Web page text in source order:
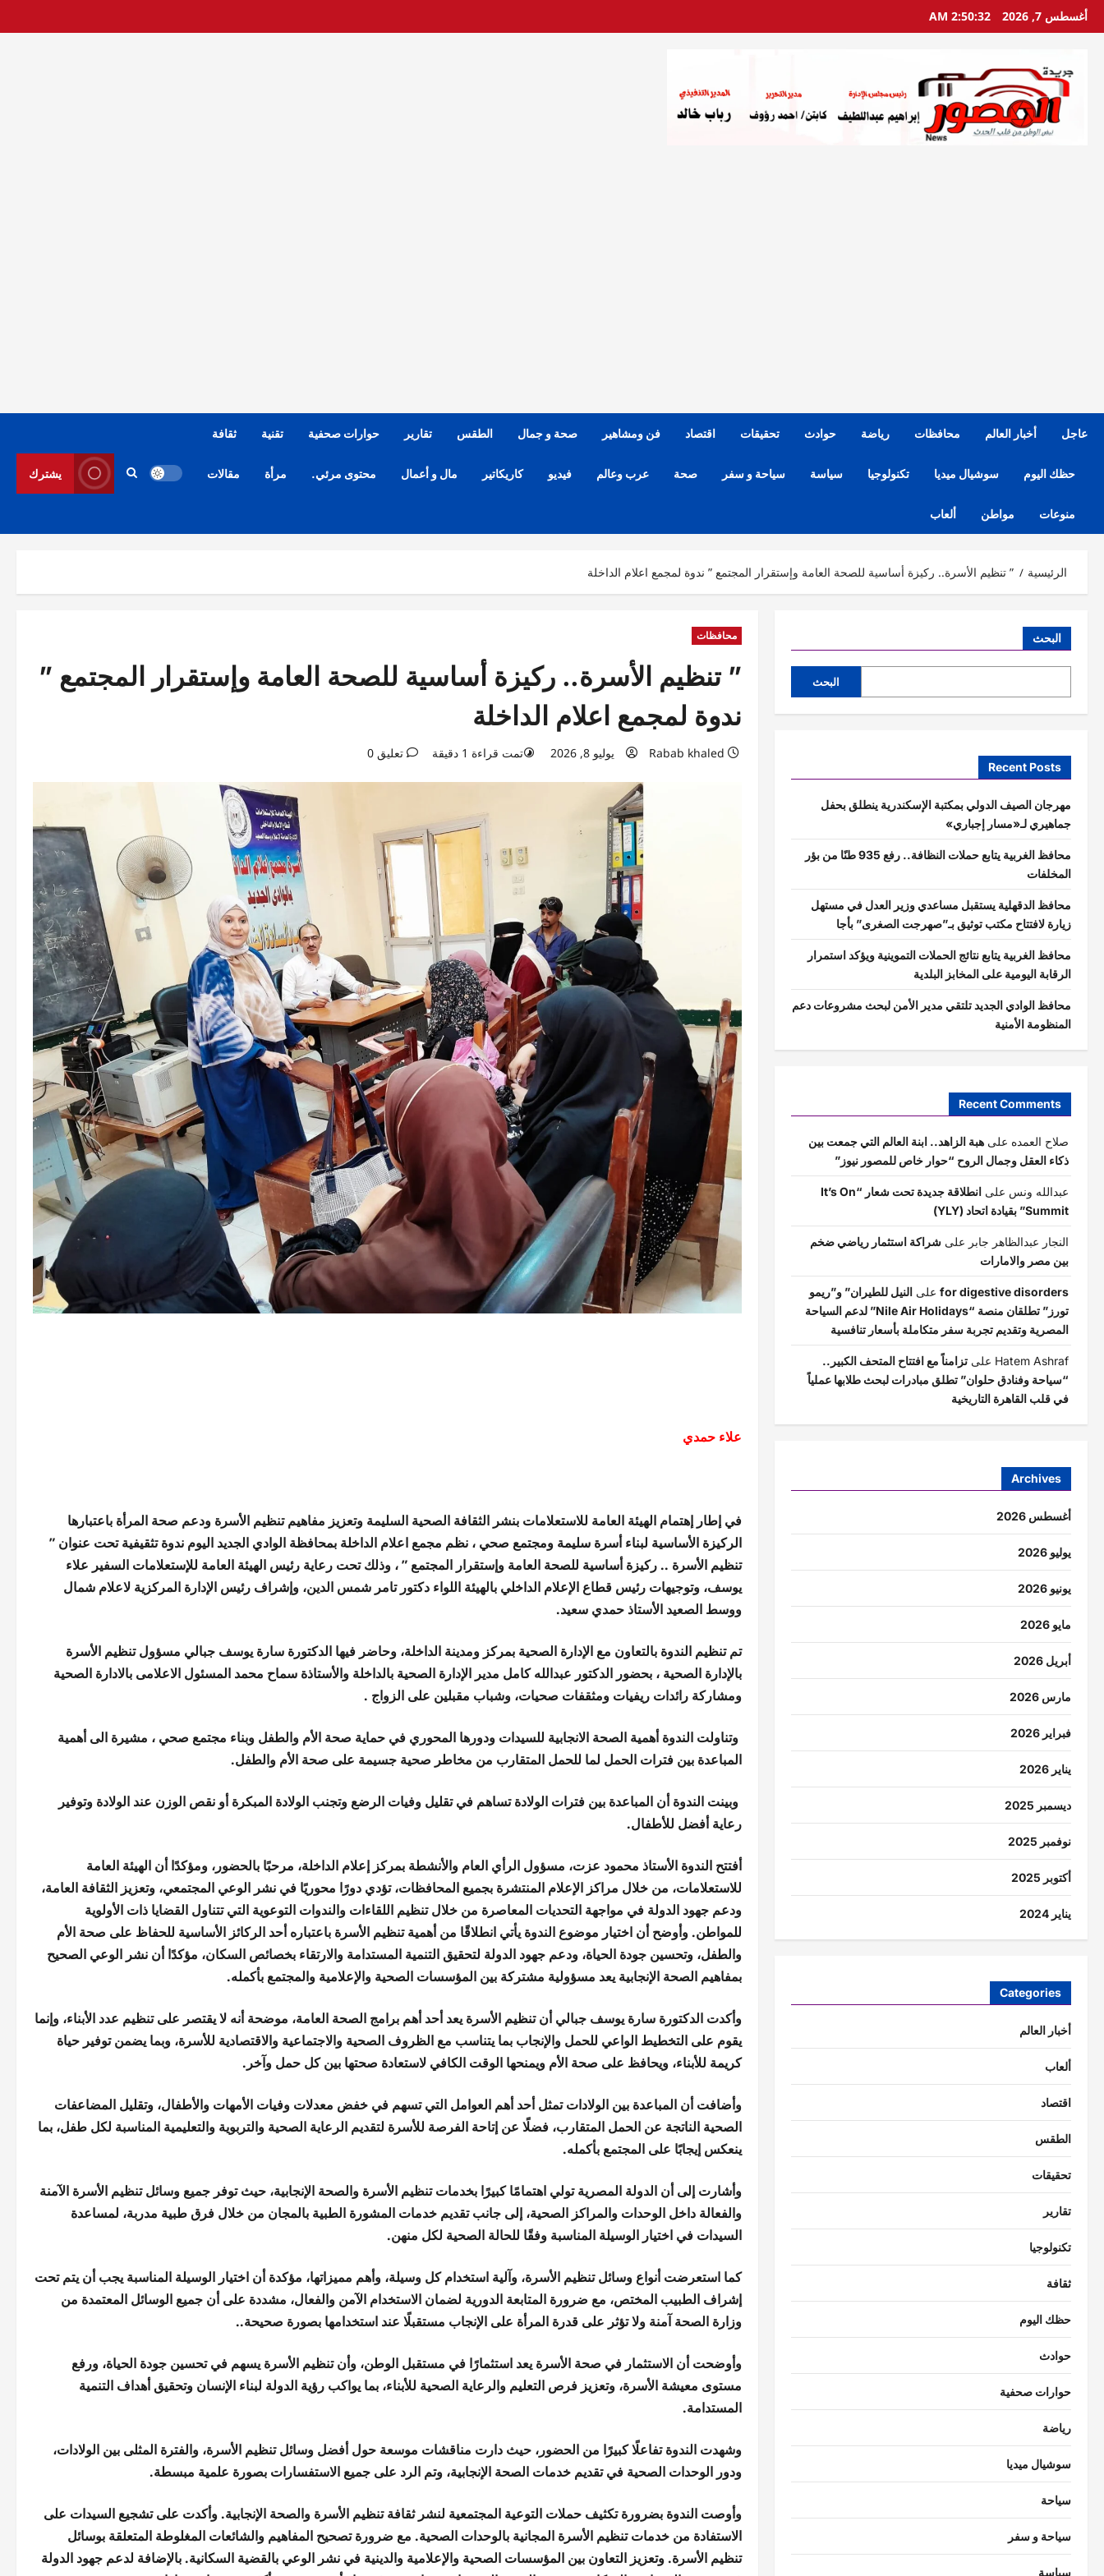
تخطيأغسطس 7, 2026 2:50:33 AM
عاجل أخبار العالم محافظات رياضة حوادث تحقيقات اقتصاد فن ومشاهير صحة و جمال الطقس تقارير حوارات صحفية تقنية ثقافة
حظك اليوم سوشيال ميديا تكنولوجيا سياسة سياحة و سفر صحة عرب وعالم فيديو كاريكاتير مال و أعمال محتوى مرئي. مرأة مقالات
منوعات مواطن ألعاب
يشترك
الرئيسية ” تنظيم الأسرة.. ركيزة أساسية للصحة العامة وإستقرار المجتمع ” ندوة لمجمع اعلام الداخلة
محافظات
” تنظيم الأسرة.. ركيزة أساسية للصحة العامة وإستقرار المجتمع ”
ندوة لمجمع اعلام الداخلة
Rabab khaled يوليو 8, 2026 تمت قراءة 1 دقيقة تعليق 0
علاء حمدي
في إطار إهتمام الهيئة العامة للاستعلامات بنشر الثقافة الصحية السليمة وتعزيز مفاهيم تنظيم الأسرة ودعم صحة المرأة باعتبارها
الركيزة الأساسية لبناء أسرة سليمة ومجتمع صحي ، نظم مجمع اعلام الداخلة بمحافظة الوادي الجديد اليوم ندوة تثقيفية تحت عنوان ”
تنظيم الأسرة .. ركيزة أساسية للصحة العامة وإستقرار المجتمع ” ، وذلك تحت رعاية رئيس الهيئة العامة للإستعلامات السفير علاء
يوسف، وتوجيهات رئيس قطاع الإعلام الداخلي بالهيئة اللواء دكتور تامر شمس الدين، وإشراف رئيس الإدارة المركزية لاعلام شمال
ووسط الصعيد الأستاذ حمدي سعيد.
تم تنظيم الندوة بالتعاون مع الإدارة الصحية بمركز ومدينة الداخلة، وحاضر فيها الدكتورة سارة يوسف جبالي مسؤول تنظيم الأسرة
بالإدارة الصحية ، بحضور الدكتور عبدالله كامل مدير الإدارة الصحية بالداخلة والأستاذة سماح محمد المسئول الاعلامى بالادارة الصحية
ومشاركة رائدات ريفيات ومثقفات صحيات، وشباب مقبلين على الزواج .
وتناولت الندوة أهمية الصحة الانجابية للسيدات ودورها المحوري في حماية صحة الأم والطفل وبناء مجتمع صحي ، مشيرة الى أهمية
المباعدة بين فترات الحمل لما للحمل المتقارب من مخاطر صحية جسيمة على صحة الأم والطفل.
وبينت الندوة أن المباعدة بين فترات الولادة تساهم في تقليل وفيات الرضع وتجنب الولادة المبكرة أو نقص الوزن عند الولادة وتوفير
رعاية أفضل للأطفال.
أفتتح الندوة الأستاذ محمود عزت، مسؤول الرأي العام والأنشطة بمركز إعلام الداخلة، مرحبًا بالحضور، ومؤكدًا أن الهيئة العامة
للاستعلامات، من خلال مراكز الإعلام المنتشرة بجميع المحافظات، تؤدي دورًا محوريًا في نشر الوعي المجتمعي، وتعزيز الثقافة العامة،
ودعم جهود الدولة في مواجهة التحديات المعاصرة من خلال تنظيم اللقاءات والندوات التوعوية التي تتناول القضايا ذات الأولوية
للمواطن. وأوضح أن اختيار موضوع الندوة يأتي انطلاقًا من أهمية تنظيم الأسرة باعتباره أحد الركائز الأساسية للحفاظ على صحة الأم
والطفل، وتحسين جودة الحياة، ودعم جهود الدولة لتحقيق التنمية المستدامة والارتقاء بخصائص السكان، مؤكدًا أن نشر الوعي الصحيح
بمفاهيم الصحة الإنجابية يعد مسؤولية مشتركة بين المؤسسات الصحية والإعلامية والمجتمع بأكمله.
وأكدت الدكتورة سارة يوسف جبالي أن تنظيم الأسرة يعد أحد أهم برامج الصحة العامة، موضحة أنه لا يقتصر على تنظيم عدد الأبناء، وإنما
يقوم على التخطيط الواعي للحمل والإنجاب بما يتناسب مع الظروف الصحية والاجتماعية والاقتصادية للأسرة، وبما يضمن توفير حياة
كريمة للأبناء، ويحافظ على صحة الأم ويمنحها الوقت الكافي لاستعادة صحتها بين كل حمل وآخر.
وأضافت أن المباعدة بين الولادات تمثل أحد أهم العوامل التي تسهم في خفض معدلات وفيات الأمهات والأطفال، وتقليل المضاعفات
الصحية الناتجة عن الحمل المتقارب، فضلًا عن إتاحة الفرصة للأسرة لتقديم الرعاية الصحية والتربوية والتعليمية المناسبة لكل طفل، بما
ينعكس إيجابًا على المجتمع بأكمله.
وأشارت إلى أن الدولة المصرية تولي اهتمامًا كبيرًا بخدمات تنظيم الأسرة والصحة الإنجابية، حيث توفر جميع وسائل تنظيم الأسرة الآمنة
والفعالة داخل الوحدات والمراكز الصحية، إلى جانب تقديم خدمات المشورة الطبية بالمجان من خلال فرق طبية مدربة، لمساعدة
السيدات في اختيار الوسيلة المناسبة وفقًا للحالة الصحية لكل منهن.
كما استعرضت أنواع وسائل تنظيم الأسرة، وآلية استخدام كل وسيلة، وأهم مميزاتها، مؤكدة أن اختيار الوسيلة المناسبة يجب أن يتم تحت
إشراف الطبيب المختص، مع ضرورة المتابعة الدورية لضمان الاستخدام الآمن والفعال، مشددة على أن جميع الوسائل المعتمدة من
وزارة الصحة آمنة ولا تؤثر على قدرة المرأة على الإنجاب مستقبلًا عند استخدامها بصورة صحيحة..
وأوضحت أن الاستثمار في صحة الأسرة يعد استثمارًا في مستقبل الوطن، وأن تنظيم الأسرة يسهم في تحسين جودة الحياة، ورفع
مستوى معيشة الأسرة، وتعزيز فرص التعليم والرعاية الصحية للأبناء، بما يواكب رؤية الدولة لبناء الإنسان وتحقيق أهداف التنمية
المستدامة.
وشهدت الندوة تفاعلًا كبيرًا من الحضور، حيث دارت مناقشات موسعة حول أفضل وسائل تنظيم الأسرة، والفترة المثلى بين الولادات،
ودور الوحدات الصحية في تقديم خدمات الصحة الإنجابية، وتم الرد على جميع الاستفسارات بصورة علمية مبسطة.
وأوصت الندوة بضرورة تكثيف حملات التوعية المجتمعية لنشر ثقافة تنظيم الأسرة والصحة الإنجابية. وأكدت على تشجيع السيدات على
الاستفادة من خدمات تنظيم الأسرة المجانية بالوحدات الصحية. مع ضرورة تصحيح المفاهيم والشائعات المغلوطة المتعلقة بوسائل
تنظيم الأسرة. وتعزيز التعاون بين المؤسسات الصحية والإعلامية والدينية في نشر الوعي بالقضية السكانية. بالإضافة لدعم جهود الدولة
البحث
البحث
Recent Posts
مهرجان الصيف الدولي بمكتبة الإسكندرية ينطلق بحفل
جماهيري لـ«مسار إجباري»
محافظ الغربية يتابع حملات النظافة.. رفع 935 طنًا من بؤر
المخلفات
محافظ الدقهلية يستقبل مساعدي وزير العدل في مستهل
زيارة لافتتاح مكتب توثيق بـ”صهرجت الصغرى” بأجا
محافظ الغربية يتابع نتائج الحملات التموينية ويؤكد استمرار
الرقابة اليومية على المخابز البلدية
محافظ الوادي الجديد تلتقي مدير الأمن لبحث مشروعات دعم
المنظومة الأمنية
Recent Comments
صلاح العمده علىهبة الزاهد.. ابنة العالم التي جمعت بين
ذكاء العقل وجمال الروح “حوار خاص للمصور نيوز”
عبدالله ونس على
انطلاقة جديدة تحت شعار “It’s On
Summit” بقيادة اتحاد (YLY)
النجار عبدالظاهر جابر علىشراكة استثمار رياضي ضخم
بين مصر والامارات
for digestive disorders علىالنيل للطيران” و”ريمو
تورز” تطلقان منصة “Nile Air Holidays” لدعم السياحة
المصرية وتقديم تجربة سفر متكاملة بأسعار تنافسية
Hatem Ashraf علىتزامناً مع افتتاح المتحف الكبير..
“سياحة وفنادق حلوان” تطلق مبادرات لبحث طلابها عملياً
في قلب القاهرة التاريخية
Archives
أغسطس 2026
يوليو 2026
يونيو 2026
مايو 2026
أبريل 2026
مارس 2026
فبراير 2026
يناير 2026
ديسمبر 2025
نوفمبر 2025
أكتوبر 2025
يناير 2024
Categories
أخبار العالم
ألعاب
اقتصاد
الطقس
تحقيقات
تقارير
تكنولوجيا
ثقافة
حظك اليوم
حوادث
حوارات صحفية
رياضة
سوشيال ميديا
سياحة
سياحة و سفر
سياسة